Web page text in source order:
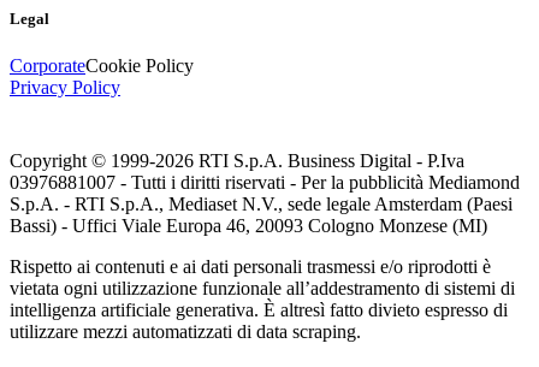
Legal
CorporateCookie Policy
Privacy Policy
Copyright © 1999-2026 RTI S.p.A. Business Digital - P.Iva
03976881007 - Tutti i diritti riservati - Per la pubblicità Mediamond
S.p.A. - RTI S.p.A., Mediaset N.V., sede legale Amsterdam (Paesi
Bassi) - Uffici Viale Europa 46, 20093 Cologno Monzese (MI)
Rispetto ai contenuti e ai dati personali trasmessi e/o riprodotti è
vietata ogni utilizzazione funzionale all’addestramento di sistemi di
intelligenza artificiale generativa. È altresì fatto divieto espresso di
utilizzare mezzi automatizzati di data scraping.